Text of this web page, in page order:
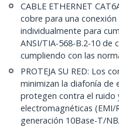
CABLE ETHERNET
cobre para una
individualmente para
ANSI/TIA-568-B.2-10 de
cumpliendo con las
PROTEJA SU RED: Los
minimizan la diafonía de
protegen contra el ruido
electromagnéticas (EMI/
generación 10Base-T/